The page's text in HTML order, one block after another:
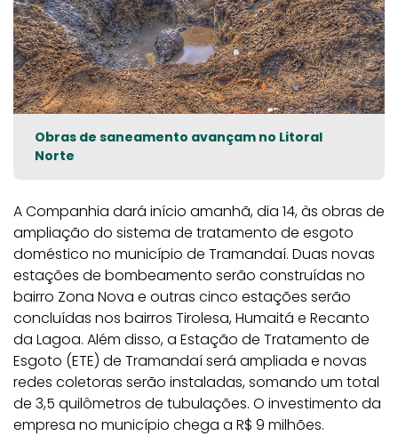
Obras de saneamento avançam no Litoral
Norte
A Companhia dará início amanhã, dia 14, às obras de
ampliação do sistema de tratamento de esgoto
doméstico no município de Tramandaí. Duas novas
estações de bombeamento serão construídas no
bairro Zona Nova e outras cinco estações serão
concluídas nos bairros Tirolesa, Humaitá e Recanto
da Lagoa. Além disso, a Estação de Tratamento de
Esgoto (ETE) de Tramandaí será ampliada e novas
redes coletoras serão instaladas, somando um total
de 3,5 quilômetros de tubulações. O investimento da
empresa no município chega a R$ 9 milhões.